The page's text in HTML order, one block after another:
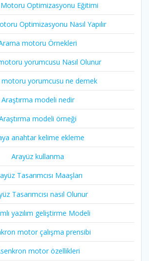
Optimizasyonu Eğitimi
Optimizasyonu Nasıl Yapılır
motoru Örnekleri
yorumcusu Nasıl Olunur
yorumcusu ne demek
Araştırma modeli nedir
modeli örneği
anahtar kelime ekleme
Arayüz kullanma
Tasarımcısı Maaşları
Tasarımcısı nasıl Olunur
yazılım geliştirme Modeli
motor çalışma prensibi
motor özellikleri